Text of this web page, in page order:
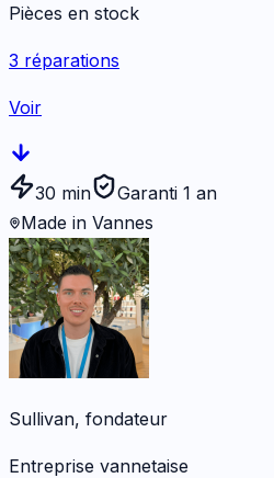
Pièces en stock
3 réparations
Voir
30 min
Garanti 1 an
Made in Vannes
Sullivan, fondateur
Entreprise vannetaise